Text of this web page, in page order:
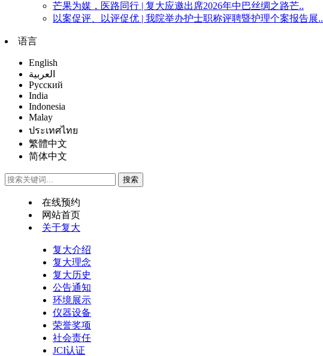
芒果为媒，医路同行 | 复大应邀出席2026年中巴丝绸之路芒..
以案促评、以评促优 | 我院举办护士职称评聘暨护理个案报告展..
语言
English
العربية
Русский
India
Indonesia
Malay
ประเทศไทย
繁體中文
简体中文
在线预约
网站首页
关于复大
复大介绍
复大理念
复大历史
公告通知
环境展示
仪器设备
荣誉奖项
社会责任
JCI认证